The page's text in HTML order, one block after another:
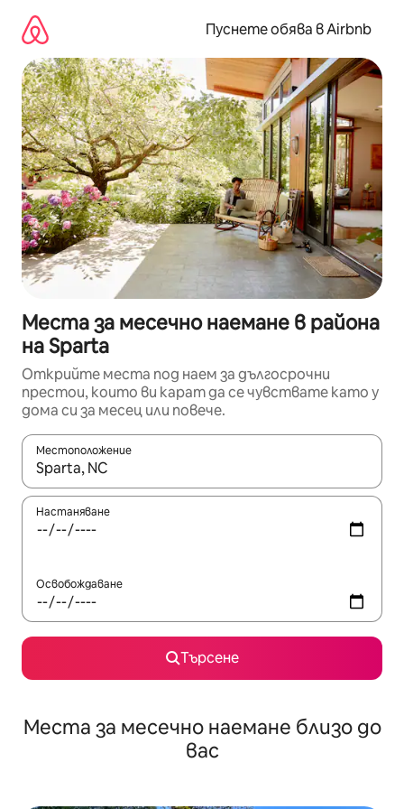
съдържанието
Пуснете обява в Airbnb
Места за месечно наемане в района
на Sparta
Открийте места под наем за дългосрочни
престои, които ви карат да се чувствате като у
дома си за месец или повече.
Местоположение
Когато резултатите се покажат, използвайте
Настаняване
Освобождаване
Търсене
Места за месечно наемане близо до
вас